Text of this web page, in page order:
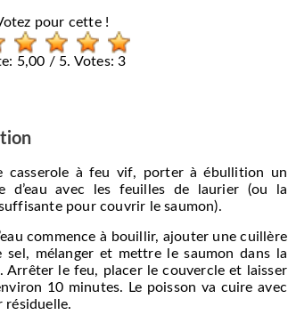
pour cette !
5,00 / 5. Votes: 3
casserole à feu vif, porter à ébullition un
d’eau avec les feuilles de laurier (ou la
pour couvrir le saumon).
commence à bouillir, ajouter une cuillère
sel, mélanger et mettre le saumon dans la
Arrêter le feu, placer le couvercle et laisser
10 minutes. Le poisson va cuire avec
résiduelle.